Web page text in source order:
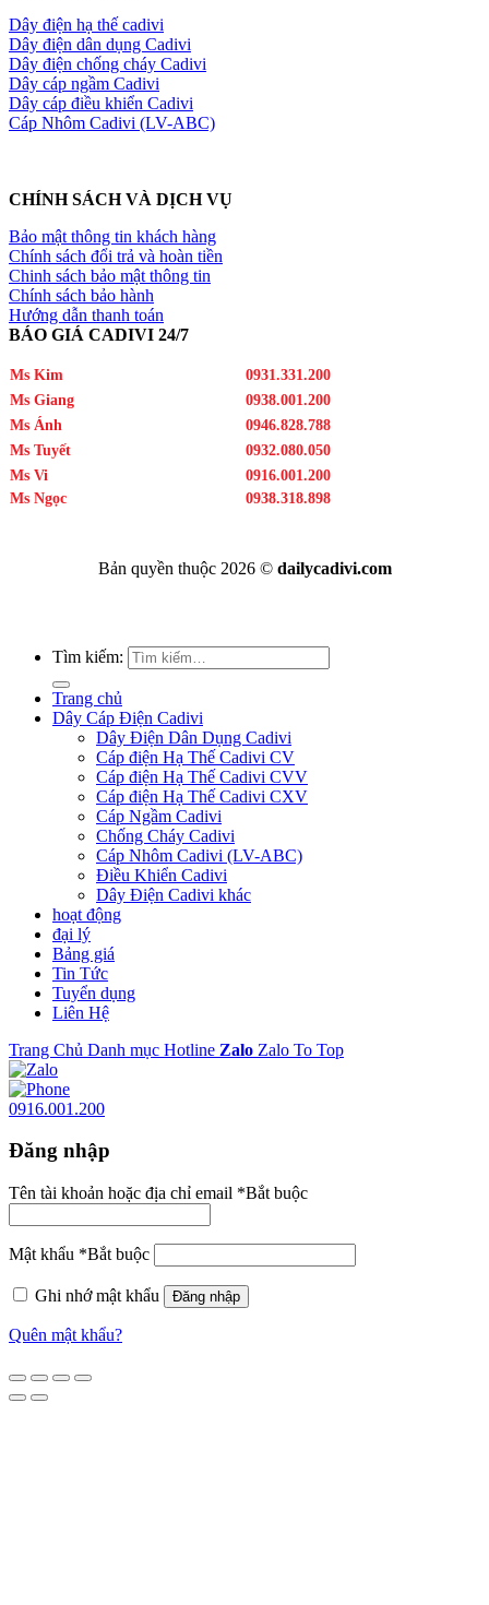
Dây điện hạ thế cadivi
Dây điện dân dụng Cadivi
Dây điện chống cháy Cadivi
Dây cáp ngầm Cadivi
Dây cáp điều khiển Cadivi
Cáp Nhôm Cadivi (LV-ABC)
CHÍNH SÁCH VÀ DỊCH VỤ
Bảo mật thông tin khách hàng
Chính sách đổi trả và hoàn tiền
Chinh sách bảo mật thông tin
Chính sách bảo hành
Hướng dẫn thanh toán
BÁO GIÁ CADIVI 24/7
Ms Kim
0931.331.200
Ms Giang
0938.001.200
Ms Ánh
0946.828.788
Ms Tuyết
0932.080.050
Ms Vi
0916.001.200
Ms Ngọc
0938.318.898
Bản quyền thuộc 2026 © dailycadivi.com
Tìm kiếm:
Trang chủ
Dây Cáp Điện Cadivi
Dây Điện Dân Dụng Cadivi
Cáp điện Hạ Thế Cadivi CV
Cáp điện Hạ Thế Cadivi CVV
Cáp điện Hạ Thế Cadivi CXV
Cáp Ngầm Cadivi
Chống Cháy Cadivi
Cáp Nhôm Cadivi (LV-ABC)
Điều Khiển Cadivi
Dây Điện Cadivi khác
hoạt động
đại lý
Bảng giá
Tin Tức
Tuyển dụng
Liên Hệ
Trang Chủ Danh mục Hotline Zalo Zalo To Top
0916.001.200
Đăng nhập
Tên tài khoản hoặc địa chỉ email *Bắt buộc
Mật khẩu *Bắt buộc
Ghi nhớ mật khẩu Đăng nhập
Quên mật khẩu?